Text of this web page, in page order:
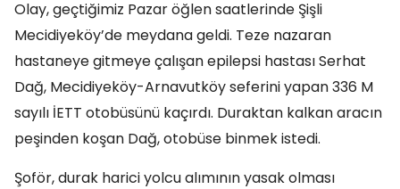
Olay, geçtiğimiz Pazar öğlen saatlerinde Şişli
Mecidiyeköy’de meydana geldi. Teze nazaran
hastaneye gitmeye çalışan epilepsi hastası Serhat
Dağ, Mecidiyeköy-Arnavutköy seferini yapan 336 M
sayılı İETT otobüsünü kaçırdı. Duraktan kalkan aracın
peşinden koşan Dağ, otobüse binmek istedi.
Şoför, durak harici yolcu alımının yasak olması